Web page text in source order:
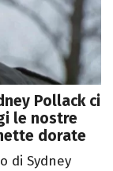
Pollack ci
le nostre
dorate
di Sydney